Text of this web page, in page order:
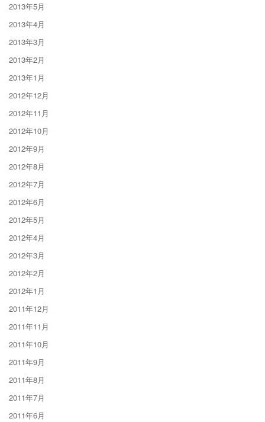
2013年5月
2013年4月
2013年3月
2013年2月
2013年1月
2012年12月
2012年11月
2012年10月
2012年9月
2012年8月
2012年7月
2012年6月
2012年5月
2012年4月
2012年3月
2012年2月
2012年1月
2011年12月
2011年11月
2011年10月
2011年9月
2011年8月
2011年7月
2011年6月